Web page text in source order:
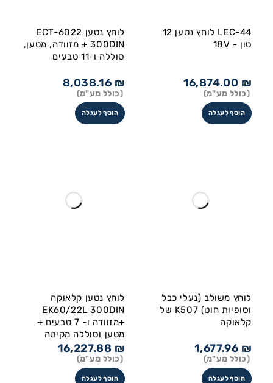
LEC-44 לוחץ נטען 12
טון - 18V
16,874.00 ₪
(כולל מע"מ)
הוסף לעגלה
לוחץ נטען ECT-6022
300DIN + מזוודה, מטען,
סוללה ו-11 טבעים
8,038.16 ₪
(כולל מע"מ)
הוסף לעגלה
לוחץ משולב (נעלי כבל
וסופיות חוט) K507 של
קלאוקה
1,677.96 ₪
(כולל מע"מ)
הוסף לעגלה
לוחץ נטען קלאוקה
EK60/22L 300DIN
+מזוודה ו- 7 טבעים +
מטען וסוללה מקיטה
16,227.88 ₪
(כולל מע"מ)
הוסף לעגלה